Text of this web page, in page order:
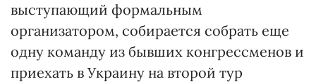
выступающий формальным
организатором, собирается собрать еще
одну команду из бывших конгрессменов и
приехать в Украину на второй тур